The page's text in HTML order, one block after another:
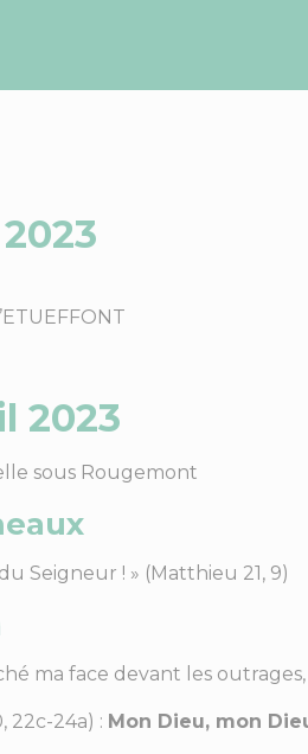
2023
sous Rougemont
Seigneur ! » (Matthieu 21, 9)
ma face devant les
22c-24a) : Mon Dieu, mon